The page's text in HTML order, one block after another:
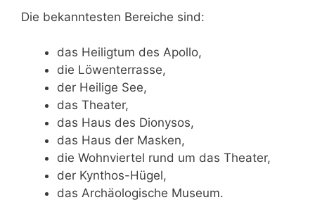
Die bekanntesten Bereiche sind:
das Heiligtum des Apollo,
die Löwenterrasse,
der Heilige See,
das Theater,
das Haus des Dionysos,
das Haus der Masken,
die Wohnviertel rund um das Theater,
der Kynthos-Hügel,
das Archäologische Museum.